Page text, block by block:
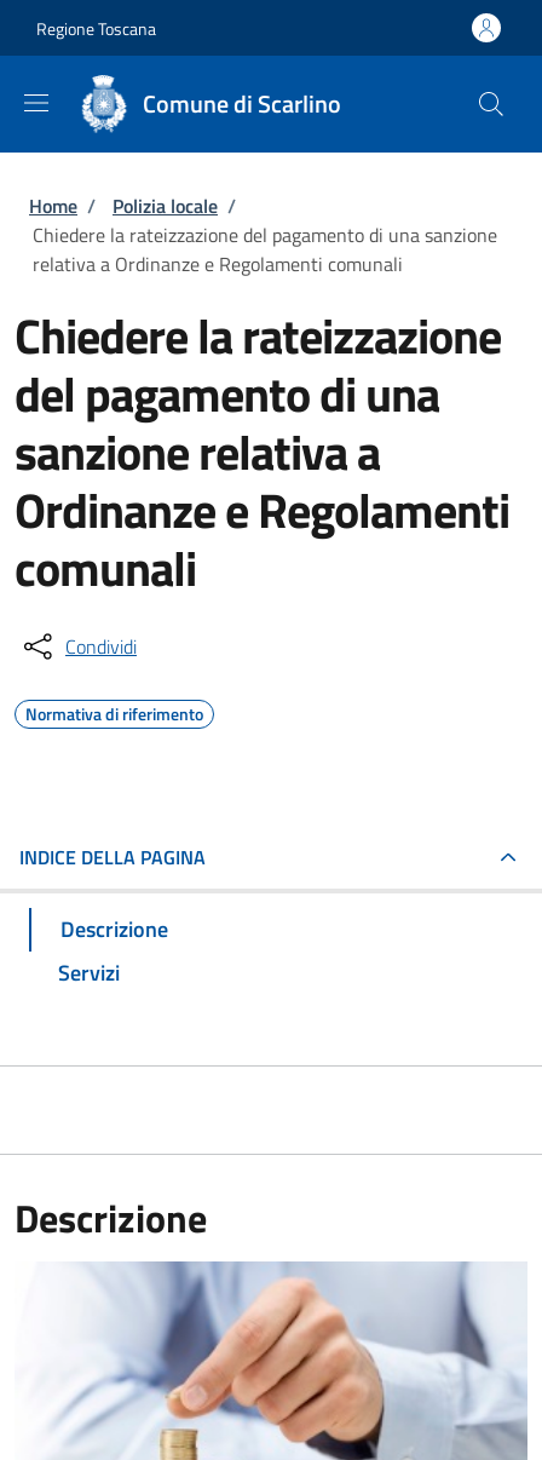
Regione Toscana
Comune di Scarlino
Briciole di pane
Home / Polizia locale /
Chiedere la rateizzazione del pagamento di una sanzione
relativa a Ordinanze e Regolamenti comunali
Chiedere la rateizzazione
del pagamento di una
sanzione relativa a
Ordinanze e Regolamenti
comunali
Condividi
Normativa di riferimento
INDICE DELLA PAGINA
Descrizione
Servizi
Descrizione